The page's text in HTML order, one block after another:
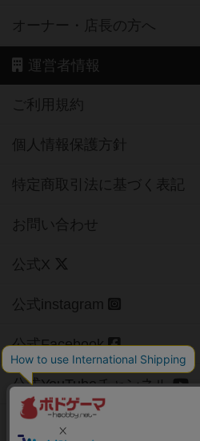
オーナー・店長の方へ
運営者情報
ご利用規約
個人情報保護方針
特定商取引法に基づく表記
お問い合わせ
公式X
公式instagram
公式Facebook
公式YouTubeチャンネル